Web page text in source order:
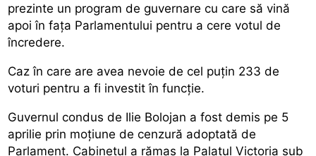
prezinte un program de guvernare cu care să vină
apoi în fața Parlamentului pentru a cere votul de
încredere.
Caz în care are avea nevoie de cel puțin 233 de
voturi pentru a fi investit în funcție.
Guvernul condus de Ilie Bolojan a fost demis pe 5
aprilie prin moțiune de cenzură adoptată de
Parlament. Cabinetul a rămas la Palatul Victoria sub